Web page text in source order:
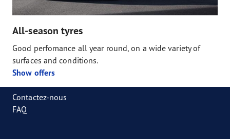
All-season tyres
Good perfomance all year round, on a wide variety of
surfaces and conditions.
Show offers
Contactez-nous
FAQ